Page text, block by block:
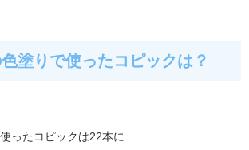
塗りで使ったコピックは？
ったコピックは22本に